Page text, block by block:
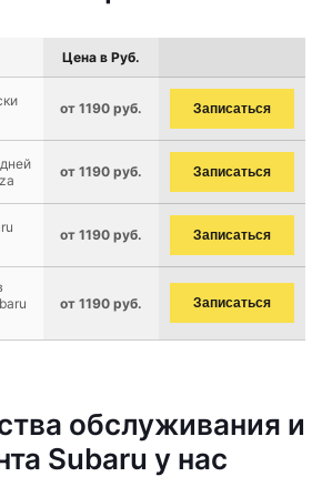
Цена в Руб.
от 1190 руб. Записаться
от 1190 руб. Записаться
от 1190 руб. Записаться
от 1190 руб. Записаться
обслуживания и
Subaru у нас